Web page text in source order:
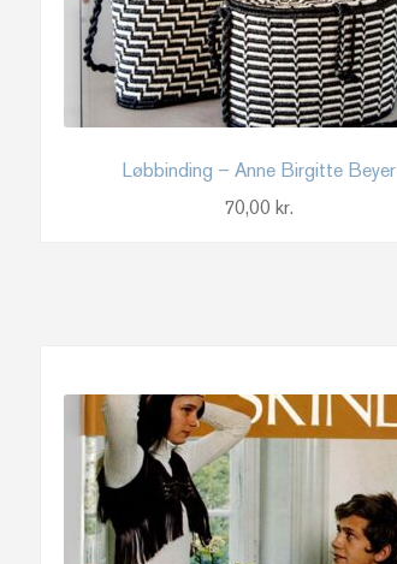
Løbbinding – Anne Birgitte Beyer
70,00kr.